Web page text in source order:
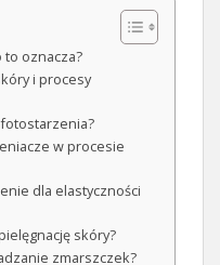
to oznacza?
i procesy
w procesie
dla elastyczności
skóry?
zmarszczek?